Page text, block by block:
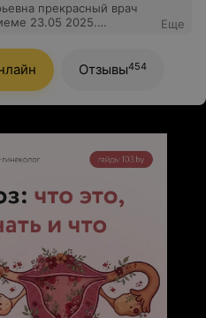
прекрасный врач
23.05 2025.
Еще
Отзывы454